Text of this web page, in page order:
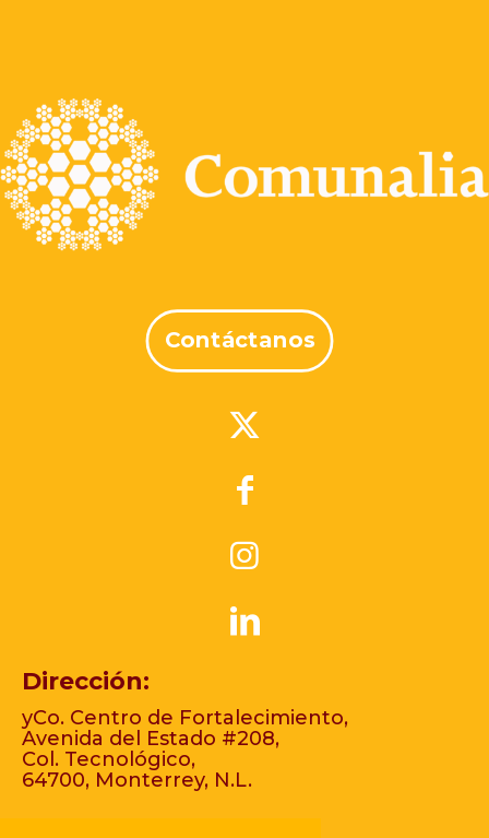
Contáctanos
Dirección:
yCo. Centro de Fortalecimiento,
Avenida del Estado #208,
Col. Tecnológico,
64700, Monterrey, N.L.